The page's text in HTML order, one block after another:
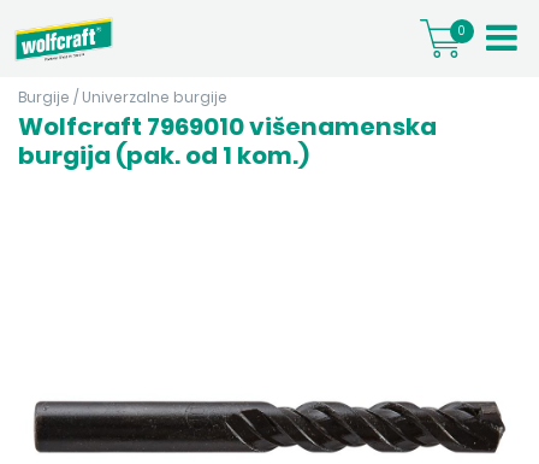
0
Burgije / Univerzalne burgije
Wolfcraft 7969010 višenamenska
burgija (pak. od 1 kom.)